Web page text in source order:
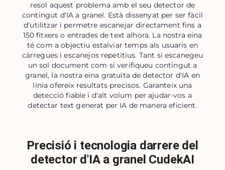
resol aquest problema amb el seu detector de
contingut d'IA a granel. Està dissenyat per ser fàcil
d'utilitzar i permetre escanejar directament fins a
150 fitxers o entrades de text alhora. La nostra eina
té com a objectiu estalviar temps als usuaris en
càrregues i escanejos repetitius. Tant si escanegeu
un sol document com si verifiqueu contingut a
granel, la nostra eina gratuïta de detector d'IA en
línia ofereix resultats precisos. Garanteix una
detecció fiable i d'alt volum per ajudar-vos a
detectar text generat per IA de manera eficient.
Precisió i tecnologia darrere del
detector d'IA a granel CudekAI